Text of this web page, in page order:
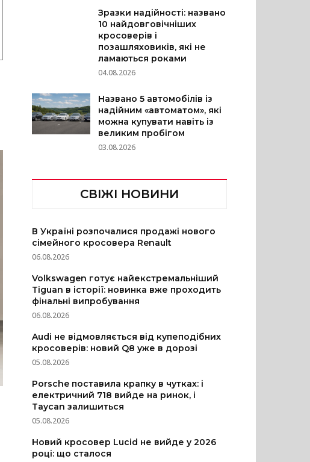
Зразки надійності: названо
10 найдовговічніших
кросоверів і
позашляховиків, які не
ламаються роками
04.08.2026
Названо 5 автомобілів із
надійним «автоматом», які
можна купувати навіть із
великим пробігом
03.08.2026
СВІЖІ НОВИНИ
В Україні розпочалися продажі нового
сімейного кросовера Renault
06.08.2026
Volkswagen готує найекстремальніший
Tiguan в історії: новинка вже проходить
фінальні випробування
06.08.2026
Audi не відмовляється від купеподібних
кросоверів: новий Q8 уже в дорозі
05.08.2026
Porsche поставила крапку в чутках: і
електричний 718 вийде на ринок, і
Taycan залишиться
05.08.2026
Новий кросовер Lucid не вийде у 2026
році: що сталося